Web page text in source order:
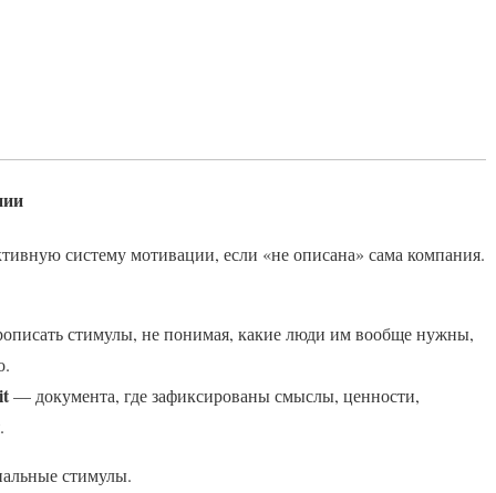
систему мотивации, если «не описана» сама компания.
стимулы, не понимая, какие люди им вообще нужны,
— документа, где зафиксированы смыслы, ценности,
стимулы.